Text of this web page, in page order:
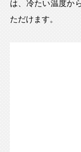
は、冷たい温度か
ただけます。